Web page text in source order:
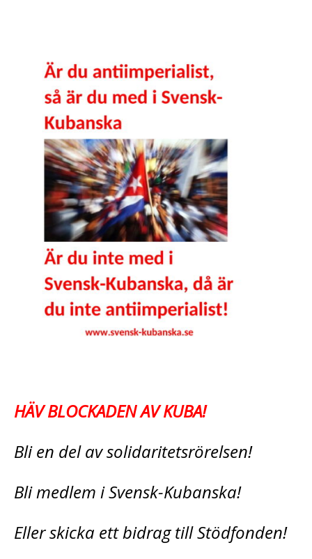
HÄV BLOCKADEN AV KUBA!
Bli en del av solidaritetsrörelsen!
Bli medlem i Svensk-Kubanska!
Eller skicka ett bidrag till Stödfonden!